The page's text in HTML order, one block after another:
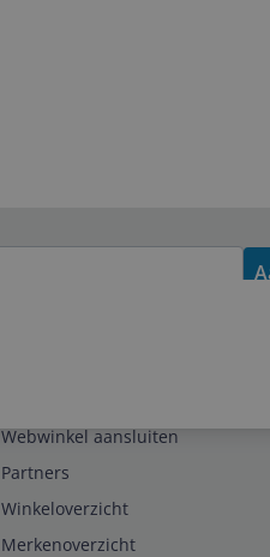
Webwinkel aansluiten
Partners
Winkeloverzicht
Merkenoverzicht